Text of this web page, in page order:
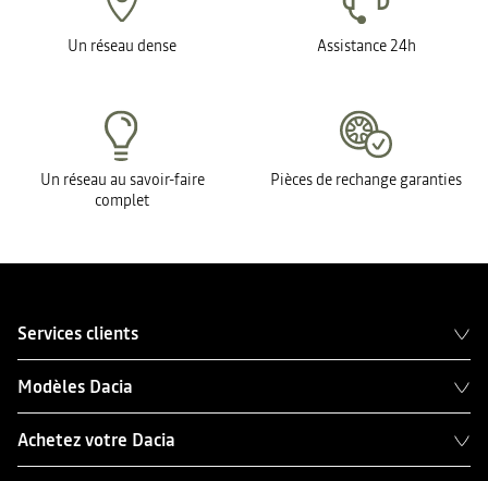
Un réseau dense Assistance 24h
Un réseau au savoir-faire
complet
Pièces de rechange garanties
Services clients
Modèles Dacia
Achetez votre Dacia